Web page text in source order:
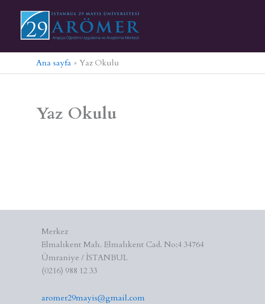
Ana sayfa Yaz Okulu
Yaz Okulu
Merkez
Elmalıkent Mah. Elmalıkent Cad. No:4 34764
Ümraniye / İSTANBUL
(0216) 988 12 33
aromer29mayis@gmail.com